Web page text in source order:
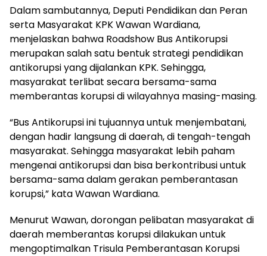
Dalam sambutannya, Deputi Pendidikan dan Peran
serta Masyarakat KPK Wawan Wardiana,
menjelaskan bahwa Roadshow Bus Antikorupsi
merupakan salah satu bentuk strategi pendidikan
antikorupsi yang dijalankan KPK. Sehingga,
masyarakat terlibat secara bersama-sama
memberantas korupsi di wilayahnya masing-masing.
“Bus Antikorupsi ini tujuannya untuk menjembatani,
dengan hadir langsung di daerah, di tengah-tengah
masyarakat. Sehingga masyarakat lebih paham
mengenai antikorupsi dan bisa berkontribusi untuk
bersama-sama dalam gerakan pemberantasan
korupsi,” kata Wawan Wardiana.
Menurut Wawan, dorongan pelibatan masyarakat di
daerah memberantas korupsi dilakukan untuk
mengoptimalkan Trisula Pemberantasan Korupsi